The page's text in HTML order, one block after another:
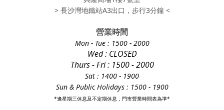
> 長沙灣地鐵站A3出口，步行3分鐘 <
營業時間
Mon - Tue: 1500 - 2000
Wed : CLOSED
Thurs - Fri: 1500 - 2000
Sat : 1400 - 1900
Sun & Public Holidays : 1500 - 1900
*逢星期三休息及不定期休息，門市營業時間表為準*